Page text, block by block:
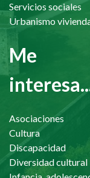
Servicios sociales
Me
Asociaciones
Cultura
Discapacidad
Diversidad cultural